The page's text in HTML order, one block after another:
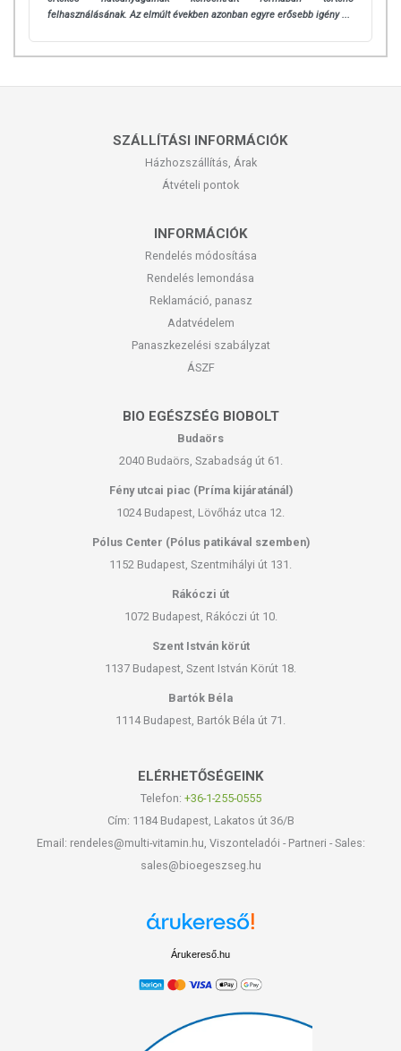
felhasználásának.Az elmúlt években azonban egyre erősebb igény ...
SZÁLLÍTÁSI INFORMÁCIÓK
Házhozszállítás, Árak
Átvételi pontok
INFORMÁCIÓK
Rendelés módosítása
Rendelés lemondása
Reklamáció, panasz
Adatvédelem
Panaszkezelési szabályzat
ÁSZF
BIO EGÉSZSÉG BIOBOLT
Budaörs
2040 Budaörs, Szabadság út 61.
Fény utcai piac (Príma kijáratánál)
1024 Budapest, Lövőház utca 12.
Pólus Center (Pólus patikával szemben)
1152 Budapest, Szentmihályi út 131.
Rákóczi út
1072 Budapest, Rákóczi út 10.
Szent István körút
1137 Budapest, Szent István Körút 18.
Bartók Béla
1114 Budapest, Bartók Béla út 71.
ELÉRHETŐSÉGEINK
Telefon: +36-1-255-0555
Cím: 1184 Budapest, Lakatos út 36/B
Email: rendeles@multi-vitamin.hu, Viszonteladói - Partneri - Sales:
sales@bioegeszseg.hu
Árukereső.hu